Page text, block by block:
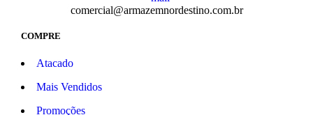
comercial@armazemnordestino.com.br
COMPRE
Atacado
Mais Vendidos
Promoções